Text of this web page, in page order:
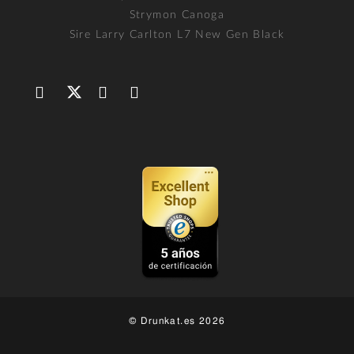
Strymon Canoga
Sire Larry Carlton L7 New Gen Black
© Drunkat.es 2026